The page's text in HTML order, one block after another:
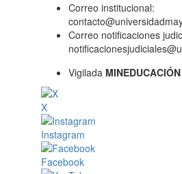
Correo institucional:
Correo notificaciones
Vigilada MINEDUCACIÓN
X
Instagram
Facebook